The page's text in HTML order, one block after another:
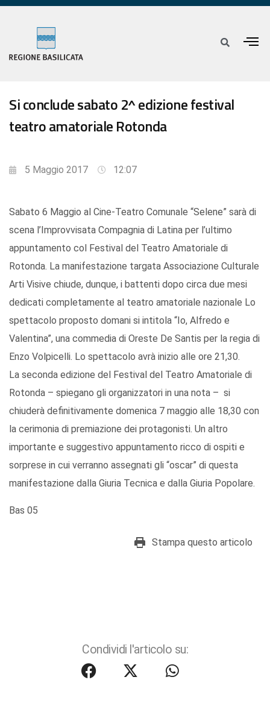
Si conclude sabato 2^ edizione festival
teatro amatoriale Rotonda
5 Maggio 2017 12:07
Sabato 6 Maggio al Cine-Teatro Comunale “Selene” sarà di
scena l’Improvvisata Compagnia di Latina per l’ultimo
appuntamento col Festival del Teatro Amatoriale di
Rotonda. La manifestazione targata Associazione Culturale
Arti Visive chiude, dunque, i battenti dopo circa due mesi
dedicati completamente al teatro amatoriale nazionale Lo
spettacolo proposto domani si intitola “Io, Alfredo e
Valentina”, una commedia di Oreste De Santis per la regia di
Enzo Volpicelli. Lo spettacolo avrà inizio alle ore 21,30.
La seconda edizione del Festival del Teatro Amatoriale di
Rotonda – spiegano gli organizzatori in una nota – si
chiuderà definitivamente domenica 7 maggio alle 18,30 con
la cerimonia di premiazione dei protagonisti. Un altro
importante e suggestivo appuntamento ricco di ospiti e
sorprese in cui verranno assegnati gli “oscar” di questa
manifestazione dalla Giuria Tecnica e dalla Giuria Popolare.
Bas 05
Stampa questo articolo
Condividi l'articolo su: